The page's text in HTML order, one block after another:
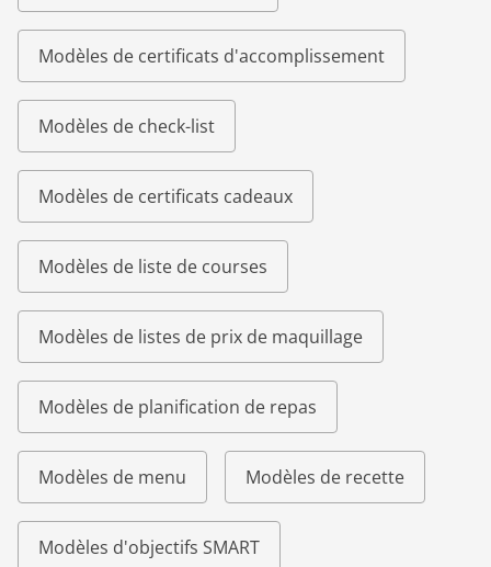
Modèles de certificats d'accomplissement
Modèles de check-list
Modèles de certificats cadeaux
Modèles de liste de courses
Modèles de listes de prix de maquillage
Modèles de planification de repas
Modèles de menu Modèles de recette
Modèles d'objectifs SMART